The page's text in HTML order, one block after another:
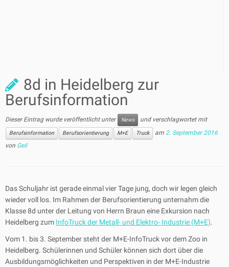
8d in Heidelberg zur
Berufsinformation
Dieser Eintrag wurde veröffentlicht unter News und verschlagwortet mit
Berufsinformation Berufsorientierung M+E Truck am 2. September 2016
von Geil
Das Schuljahr ist gerade einmal vier Tage jung, doch wir legen gleich
wieder voll los. Im Rahmen der Berufsorientierung unternahm die
Klasse 8d unter der Leitung von Herrn Braun eine Exkursion nach
Heidelberg zum InfoTruck der Metall- und Elektro- Industrie (M+E).
Vom 1. bis 3. September steht der M+E-InfoTruck vor dem Zoo in
Heidelberg. Schülerinnen und Schüler können sich dort über die
Ausbildungsmöglichkeiten und Perspektiven in der M+E-Industrie